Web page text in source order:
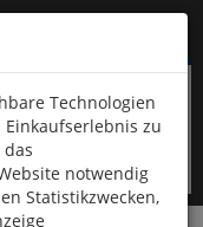
Technologien
zu
notwendig
Statistikzwecken,